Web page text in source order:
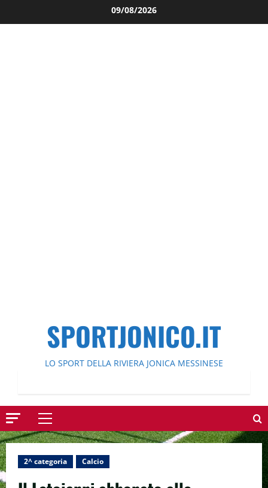
al
09/08/2026
SPORTJONICO.IT
LO SPORT DELLA RIVIERA JONICA MESSINESE
Menu
principale
2^ categoria Calcio